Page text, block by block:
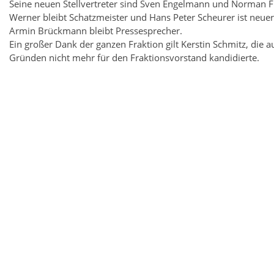
Seine neuen Stellvertreter sind Sven Engelmann und Norman
Werner bleibt Schatzmeister und Hans Peter Scheurer ist
Armin Brückmann bleibt Pressesprecher.
Ein großer Dank der ganzen Fraktion gilt Kerstin Schmitz, die
Gründen nicht mehr für den Fraktionsvorstand kandidierte.